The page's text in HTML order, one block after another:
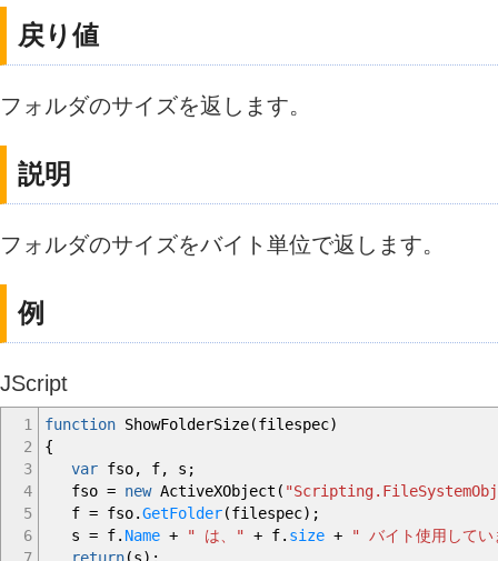
戻り値
フォルダのサイズを返します。
説明
フォルダのサイズをバイト単位で返します。
例
JScript
1
2
3
4
5
6
7
function ShowFolderSize(filespec)
{
var fso, f, s ;
fso = newActiveXObject (
f = fso.GetFolder(filespec) ;
s = f. Name + " は、" + f. size +
" バイト使用して
return(s) ;